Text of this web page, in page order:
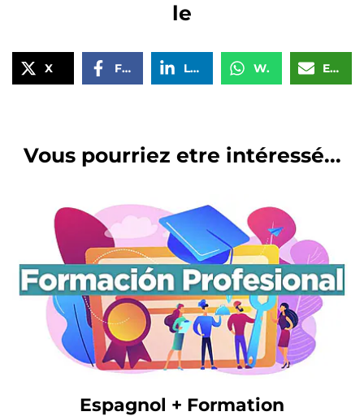
le
X Facebook LinkedIn WhatsApp Email
Vous pourriez etre intéressé...
Espagnol + Formation